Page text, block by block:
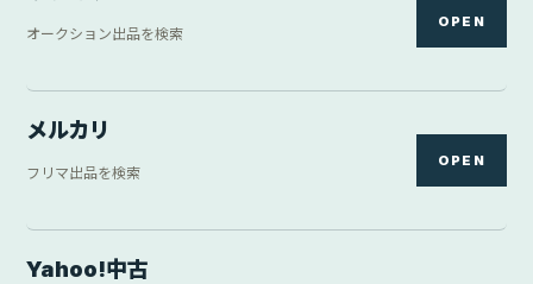
オークション出品を検索
OPEN
メルカリ
フリマ出品を検索
OPEN
Yahoo!中古